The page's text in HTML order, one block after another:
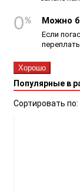
Можно
Если
Хорошо
Популярные в
Сортировать по: